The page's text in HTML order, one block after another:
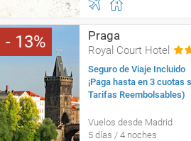
13 Praga
Royal Court Hotel
Seguro de Viaje Incluido
¡Paga hasta en 3 cuotas
Tarifas Reembolsables)
Vuelos desde Madrid
5 días / 4 noches